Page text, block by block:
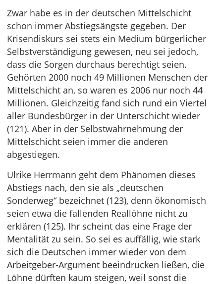
Zwar habe es in der deutschen Mittelschicht
schon immer Abstiegsängste gegeben. Der
Krisendiskurs sei stets ein Medium bürgerlicher
Selbstverständigung gewesen, neu sei jedoch,
dass die Sorgen durchaus berechtigt seien.
Gehörten 2000 noch 49 Millionen Menschen der
Mittelschicht an, so waren es 2006 nur noch 44
Millionen. Gleichzeitig fand sich rund ein Viertel
aller Bundesbürger in der Unterschicht wieder
(121). Aber in der Selbstwahrnehmung der
Mittelschicht seien immer die anderen
abgestiegen.
Ulrike Herrmann geht dem Phänomen dieses
Abstiegs nach, den sie als „deutschen
Sonderweg“ bezeichnet (123), denn ökonomisch
seien etwa die fallenden Reallöhne nicht zu
erklären (125). Ihr scheint das eine Frage der
Mentalität zu sein. So sei es auffällig, wie stark
sich die Deutschen immer wieder von dem
Arbeitgeber-Argument beeindrucken ließen, die
Löhne dürften kaum steigen, weil sonst die